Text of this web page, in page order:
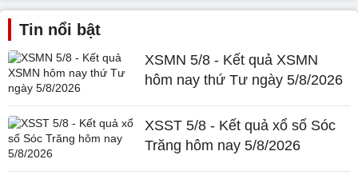
Tin nổi bật
XSMN 5/8 - Kết quả XSMN
hôm nay thứ Tư ngày 5/8/2026
XSST 5/8 - Kết quả xổ số Sóc
Trăng hôm nay 5/8/2026